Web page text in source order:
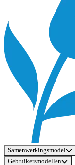
Samenwerkingsmodel
Gebruikersmodellen